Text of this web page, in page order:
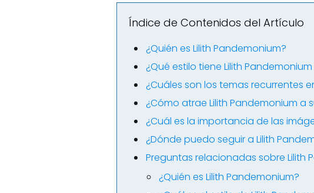
Índice de Contenidos del Artículo
¿Quién es Lilith Pandemonium?
¿Qué estilo tiene Lilith
¿Cuáles son los temas recurrentes
¿Cómo atrae Lilith Pandemonium a
¿Cuál es la importancia de las
¿Dónde puedo seguir a Lilith
Preguntas relacionadas sobre Lilith
¿Quién es Lilith Pandemonium?